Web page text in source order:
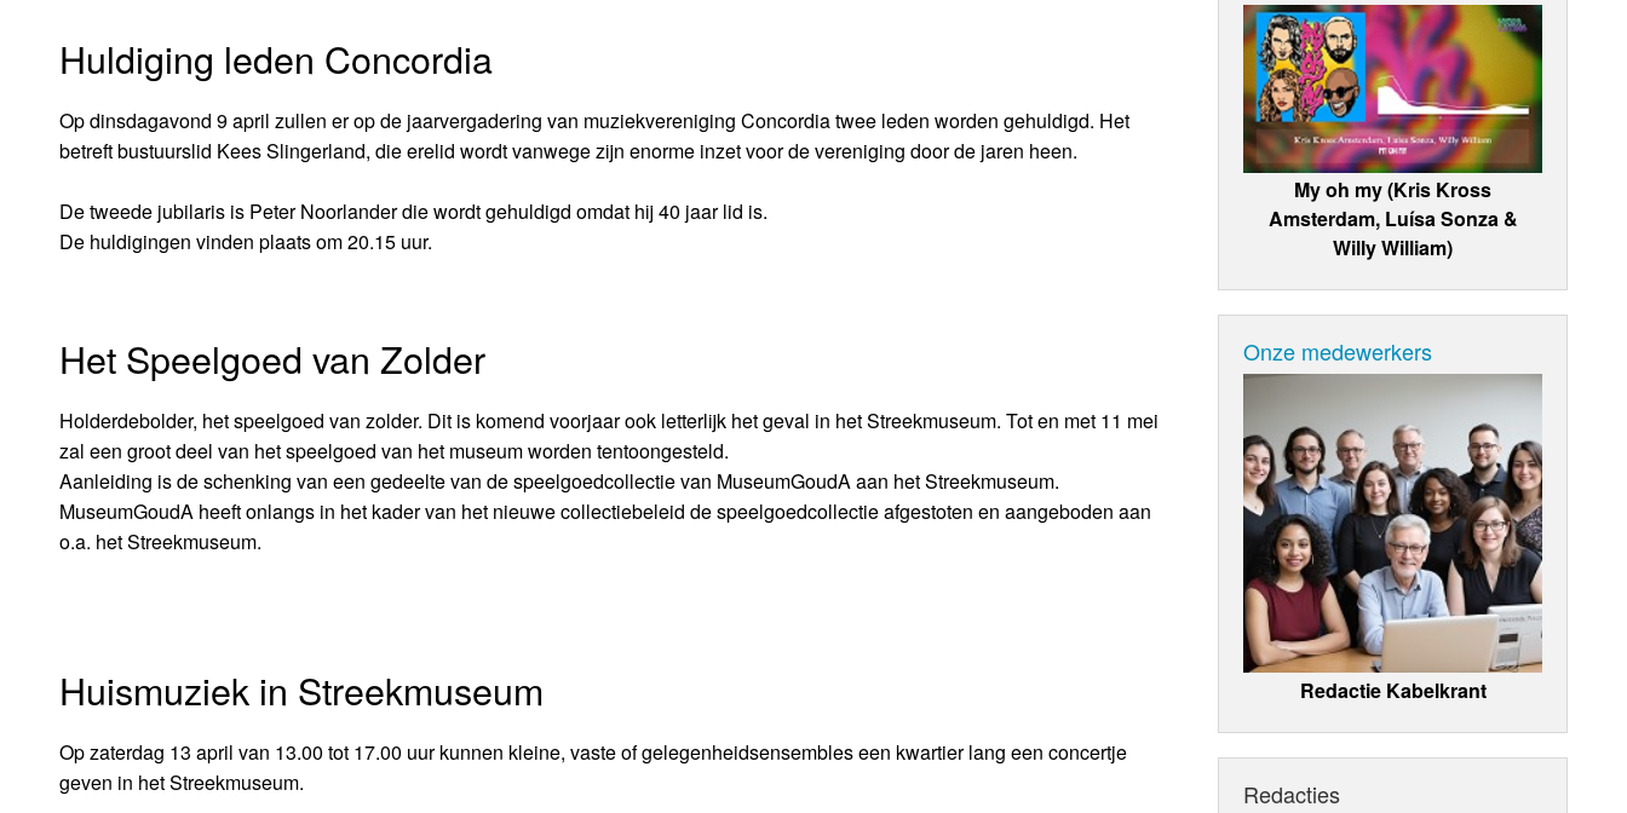
Huldiging leden Concordia
Op dinsdagavond 9 april zullen er op de jaarvergadering van muziekvereniging Concordia twee leden worden gehuldigd. Het
betreft bustuurslid Kees Slingerland, die erelid wordt vanwege zijn enorme inzet voor de vereniging door de jaren heen.
De tweede jubilaris is Peter Noorlander die wordt gehuldigd omdat hij 40 jaar lid is.
De huldigingen vinden plaats om 20.15 uur.
Het Speelgoed van Zolder
Holderdebolder, het speelgoed van zolder. Dit is komend voorjaar ook letterlijk het geval in het Streekmuseum. Tot en met 11 mei
zal een groot deel van het speelgoed van het museum worden tentoongesteld.
Aanleiding is de schenking van een gedeelte van de speelgoedcollectie van MuseumGoudA aan het Streekmuseum.
MuseumGoudA heeft onlangs in het kader van het nieuwe collectiebeleid de speelgoedcollectie afgestoten en aangeboden aan
o.a. het Streekmuseum.
Huismuziek in Streekmuseum
Op zaterdag 13 april van 13.00 tot 17.00 uur kunnen kleine, vaste of gelegenheidsensembles een kwartier lang een concertje
geven in het Streekmuseum.
My oh my (Kris Kross
Amsterdam, Luísa Sonza &
Willy William)
Onze medewerkers
Redactie Kabelkrant
Redacties